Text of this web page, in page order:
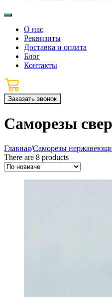
О нас
Реквизиты
Доставка и оплата
Блог
Контакты
Заказать звонок
Саморезы
Главная/Саморезы
There are 8 products